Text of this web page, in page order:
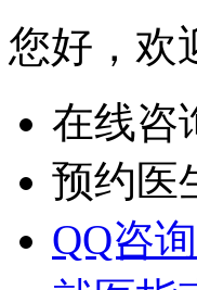
您好，欢
在线咨
预约医
QQ咨询